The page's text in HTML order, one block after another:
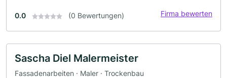
0.0 (0 Bewertungen) Firma bewerten
Sascha Diel Malermeister
Fassadenarbeiten · Maler · Trockenbau